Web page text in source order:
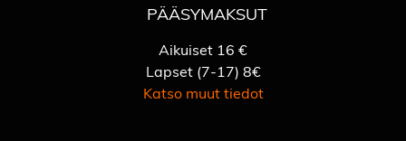
PÄÄSYMAKSUT
Aikuiset 16 €
Lapset (7-17) 8€
Katso muut tiedot